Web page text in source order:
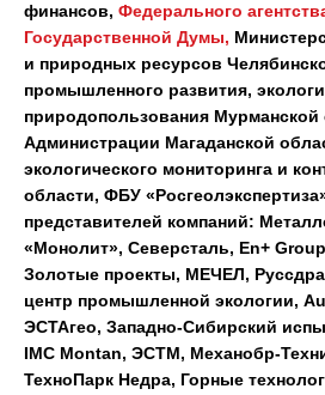
финансов, Федерального
Государственной Думы,
и природных ресурсов
промышленного развития,
природопользования Мурманской
Администрации Магаданской
экологического мониторинга и
области, ФБУ
представителей компаний:
«Монолит», Северсталь, En+
Золотые проекты, МЕЧЕЛ,
центр промышленной экологии,
ЭСТАгео, Западно-Сибирский
IMC Montan, ЭСТМ, Механобр-
ТехноПарк Недра, Горные